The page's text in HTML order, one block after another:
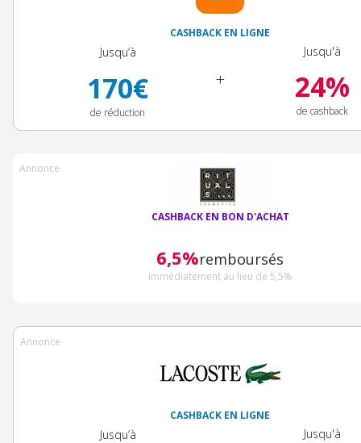
CASHBACK EN LIGNE
Jusqu’à
170€
de réduction
+
Jusqu'à
24%
de cashback
Annonce
CASHBACK EN BON D'ACHAT
6,5%remboursés
immédiatement au lieu de 5,5%
Annonce
CASHBACK EN LIGNE
Jusqu’à Jusqu'à